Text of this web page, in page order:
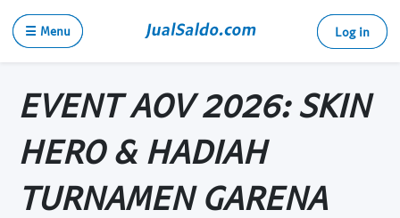
☰ Menu Log in
EVENT AOV 2026: SKIN
HERO & HADIAH
TURNAMEN GARENA